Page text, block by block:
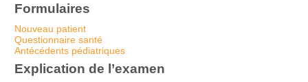
Formulaires
Nouveau patient
Questionnaire santé
Antécédents pédiatriques
Explication de l’examen